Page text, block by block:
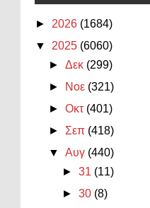
► 2026 (1684)
▼ 2025 (6060)
►Δεκ (299)
►
Νοε (321)
►Οκτ (401)
► Σεπ (418)
▼Αυγ (440)
►31 (11)
►30 (8)